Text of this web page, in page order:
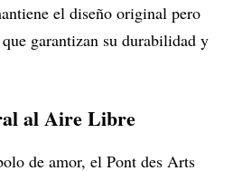
el diseño original pero
garantizan su durabilidad y
al Aire Libre
de amor, el Pont des Arts